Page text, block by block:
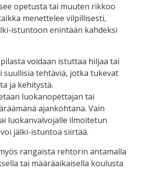
opetusta tai muuten rikkoo
menettelee vilpillisesti,
istuntoon enintään kahdeksi
voidaan istuttaa hiljaa tai
suullisia tehtäviä, jotka tukevat
ja kehitystä.
luokanopettajan tai
ajankohtana. Vain
luokanvalvojalle ilmoitetun
jälki-istuntoa siirtää.
rangaista rehtorin antamalla
tai määräaikaisella koulusta